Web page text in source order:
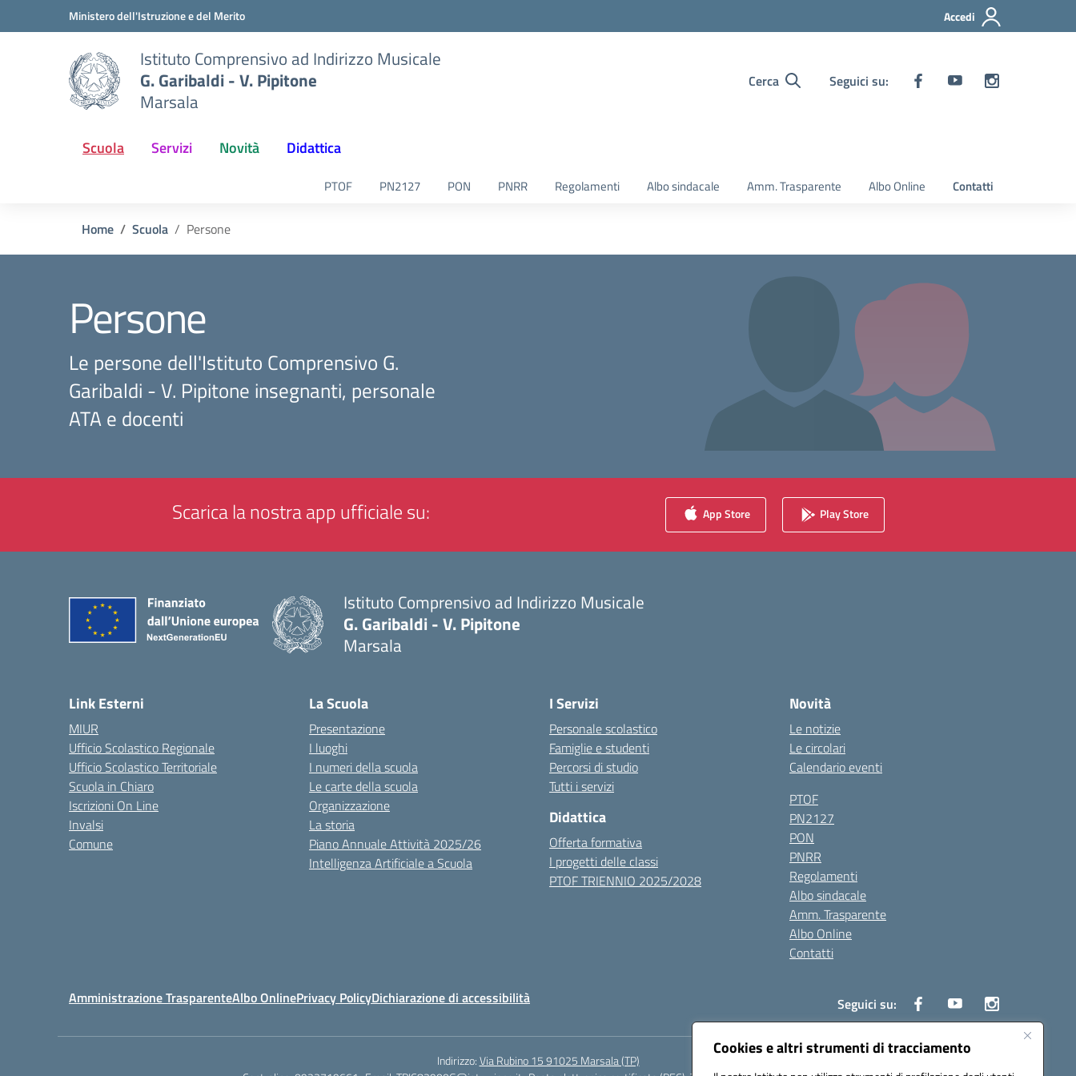
Cookies e altri strumenti di tracciamento
Vai ai contenuti
Vai al menu di navigazioneMinistero dell'Istruzione e del Merito Accedi
Istituto Comprensivo ad Indirizzo Musicale
G. Garibaldi - V. Pipitone
Marsala
Cerca Seguici su:
Scuola Servizi Novità Didattica
PTOF PN2127 PON PNRR Regolamenti Albo sindacale Amm. Trasparente Albo Online Contatti
Home Scuola Persone
Persone
Le persone dell'Istituto Comprensivo G.
Garibaldi - V. Pipitone insegnanti, personale
ATA e docenti
Scarica la nostra app ufficiale su: App Store Play Store
Istituto Comprensivo ad Indirizzo Musicale
G. Garibaldi - V. Pipitone
Marsala
Link Esterni
MIUR
Ufficio Scolastico Regionale
Ufficio Scolastico Territoriale
Scuola in Chiaro
Iscrizioni On Line
Invalsi
Comune
La Scuola
Presentazione
I luoghi
I numeri della scuola
Le carte della scuola
Organizzazione
La storia
Piano Annuale Attività 2025/26
Intelligenza Artificiale a Scuola
I Servizi
Personale scolastico
Famiglie e studenti
Percorsi di studio
Tutti i servizi
Didattica
Offerta formativa
I progetti delle classi
PTOF TRIENNIO 2025/2028
Novità
Le notizie
Le circolari
Calendario eventi
PTOF
PN2127
PON
PNRR
Regolamenti
Albo sindacale
Amm. Trasparente
Albo Online
Contatti
Amministrazione TrasparenteAlbo OnlinePrivacy PolicyDichiarazione di accessibilità Seguici su:
Indirizzo:Via Rubino 15 91025 Marsala (TP)